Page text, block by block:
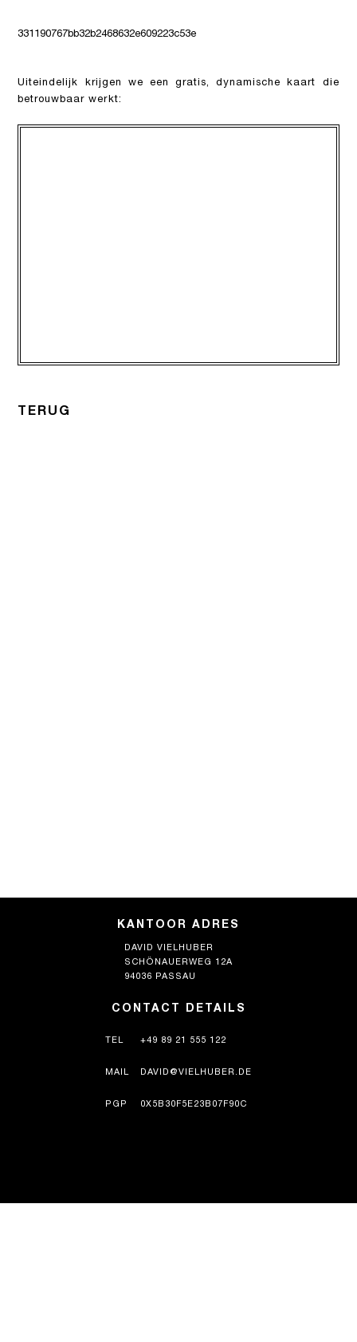
331190767bb32b2468632e609223c53e
Uiteindelijk krijgen we een gratis, dynamische kaart die
betrouwbaar werkt:
TERUG
KANTOOR ADRES
DAVID VIELHUBER
SCHÖNAUERWEG 12A
94036 PASSAU
CONTACT DETAILS
TEL +49 89 21 555 122
MAIL DAVID@VIELHUBER.DE
PGP 0X5B30F5E23B07F90C